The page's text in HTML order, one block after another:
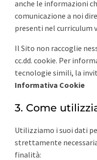
anche le informazioni
comunicazione a noi
presenti nel curriculum
Il Sito non raccoglie
cc.dd. cookie. Per
tecnologie simili, la
Informativa Cookie
3. Come
Utilizziamo i suoi dati
strettamente
finalità: